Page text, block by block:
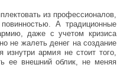
из профессионалов,
А традиционные
даже с учетом кризиса
не жалеть денег на создание
армия не стоит того,
ее внешний облик, не меняя